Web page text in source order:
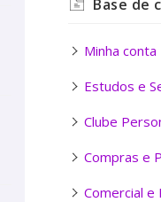
Base de
Minha conta
Estudos e
Clube
Compras e
Comercial e